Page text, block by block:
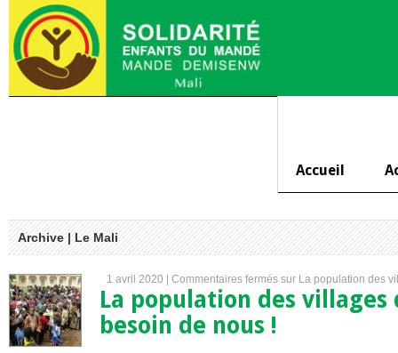
Accueil
Archive | Le Mali
1 avril 2020 | Commentaires fermés sur La population des
La population des villages
besoin de nous !